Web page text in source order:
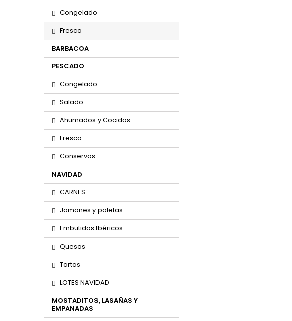
Congelado
Fresco
BARBACOA
PESCADO
Congelado
Salado
Ahumados y Cocidos
Fresco
Conservas
NAVIDAD
CARNES
Jamones y paletas
Embutidos Ibéricos
Quesos
Tartas
LOTES NAVIDAD
MOSTADITOS, LASAÑAS Y
EMPANADAS